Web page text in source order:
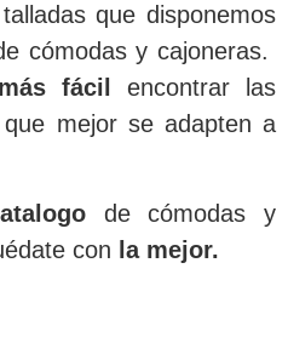
que disponemos
cómodas y cajoneras.
más fácil
encontrar las
mejor se adapten a
de cómodas y
con la mejor.